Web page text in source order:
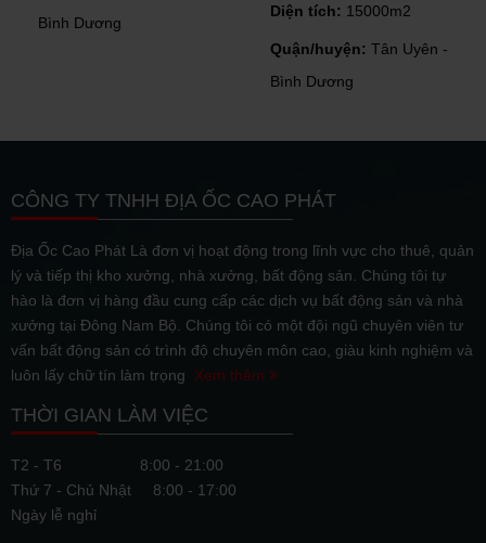
Quận/huyện:Dĩ An -
Bình Dương
CÔNG TY TNHH ĐỊA ỐC CAO PHÁT
Địa Ốc Cao Phát Là đơn vị hoạt động trong lĩnh vực cho thuê, quản
lý và tiếp thị kho xưởng, nhà xưởng, bất động sản. Chúng tôi tự
hào là đơn vị hàng đầu cung cấp các dịch vụ bất động sản và nhà
xưởng tại Đông Nam Bộ. Chúng tôi có một đội ngũ chuyên viên tư
vấn bất động sản có trình độ chuyên môn cao, giàu kinh nghiệm và
luôn lấy chữ tín làm trọng Xem thêm
THỜI GIAN LÀM VIỆC
T2 - T6
8:00 - 21:00
Thứ 7 - Chủ Nhật
8:00 - 17:00
Ngày lễ nghỉ